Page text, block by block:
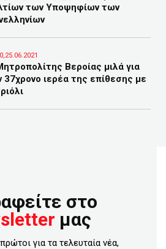
των Υποψηφίων των
Βεροίας μιλά για
37χρονο ιερέα της επίθεσης με
στο
μας
για τα τελευταία νέα,